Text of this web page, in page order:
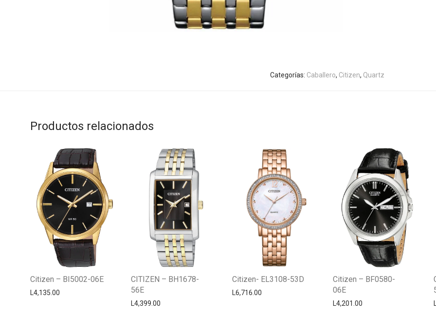
Categorías: Caballero, Citizen, Quartz
Productos relacionados
Citizen – BI5002-06E
L4,135.00
CITIZEN – BH1678-
56E
L4,399.00
Citizen- EL3108-53D
L6,716.00
Citizen – BF0580-
06E
L4,201.00 L